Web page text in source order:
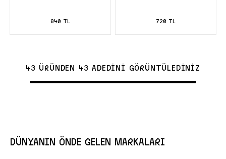
840 TL 720 TL
43 ÜRÜNDEN 43 ADEDİNİ GÖRÜNTÜLEDİNİZ
DÜNYANIN ÖNDE GELEN MARKALARI